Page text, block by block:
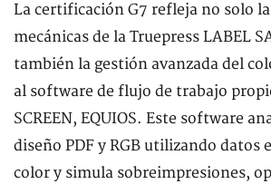
La certificación G7 refleja no solo
mecánicas de la Truepress LABEL
también la gestión avanzada del
al software de flujo de trabajo
SCREEN, EQUIOS. Este software
diseño PDF y RGB utilizando datos
color y simula sobreimpresiones,